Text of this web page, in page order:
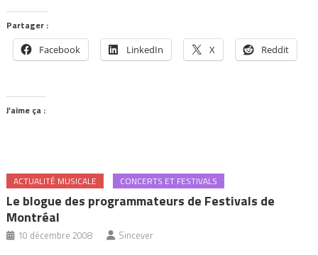
Partager :
Facebook LinkedIn X Reddit
J’aime ça :
ACTUALITÉ MUSICALE CONCERTS ET FESTIVALS
Le blogue des programmateurs de Festivals de
Montréal
10 décembre 2008 Sincever